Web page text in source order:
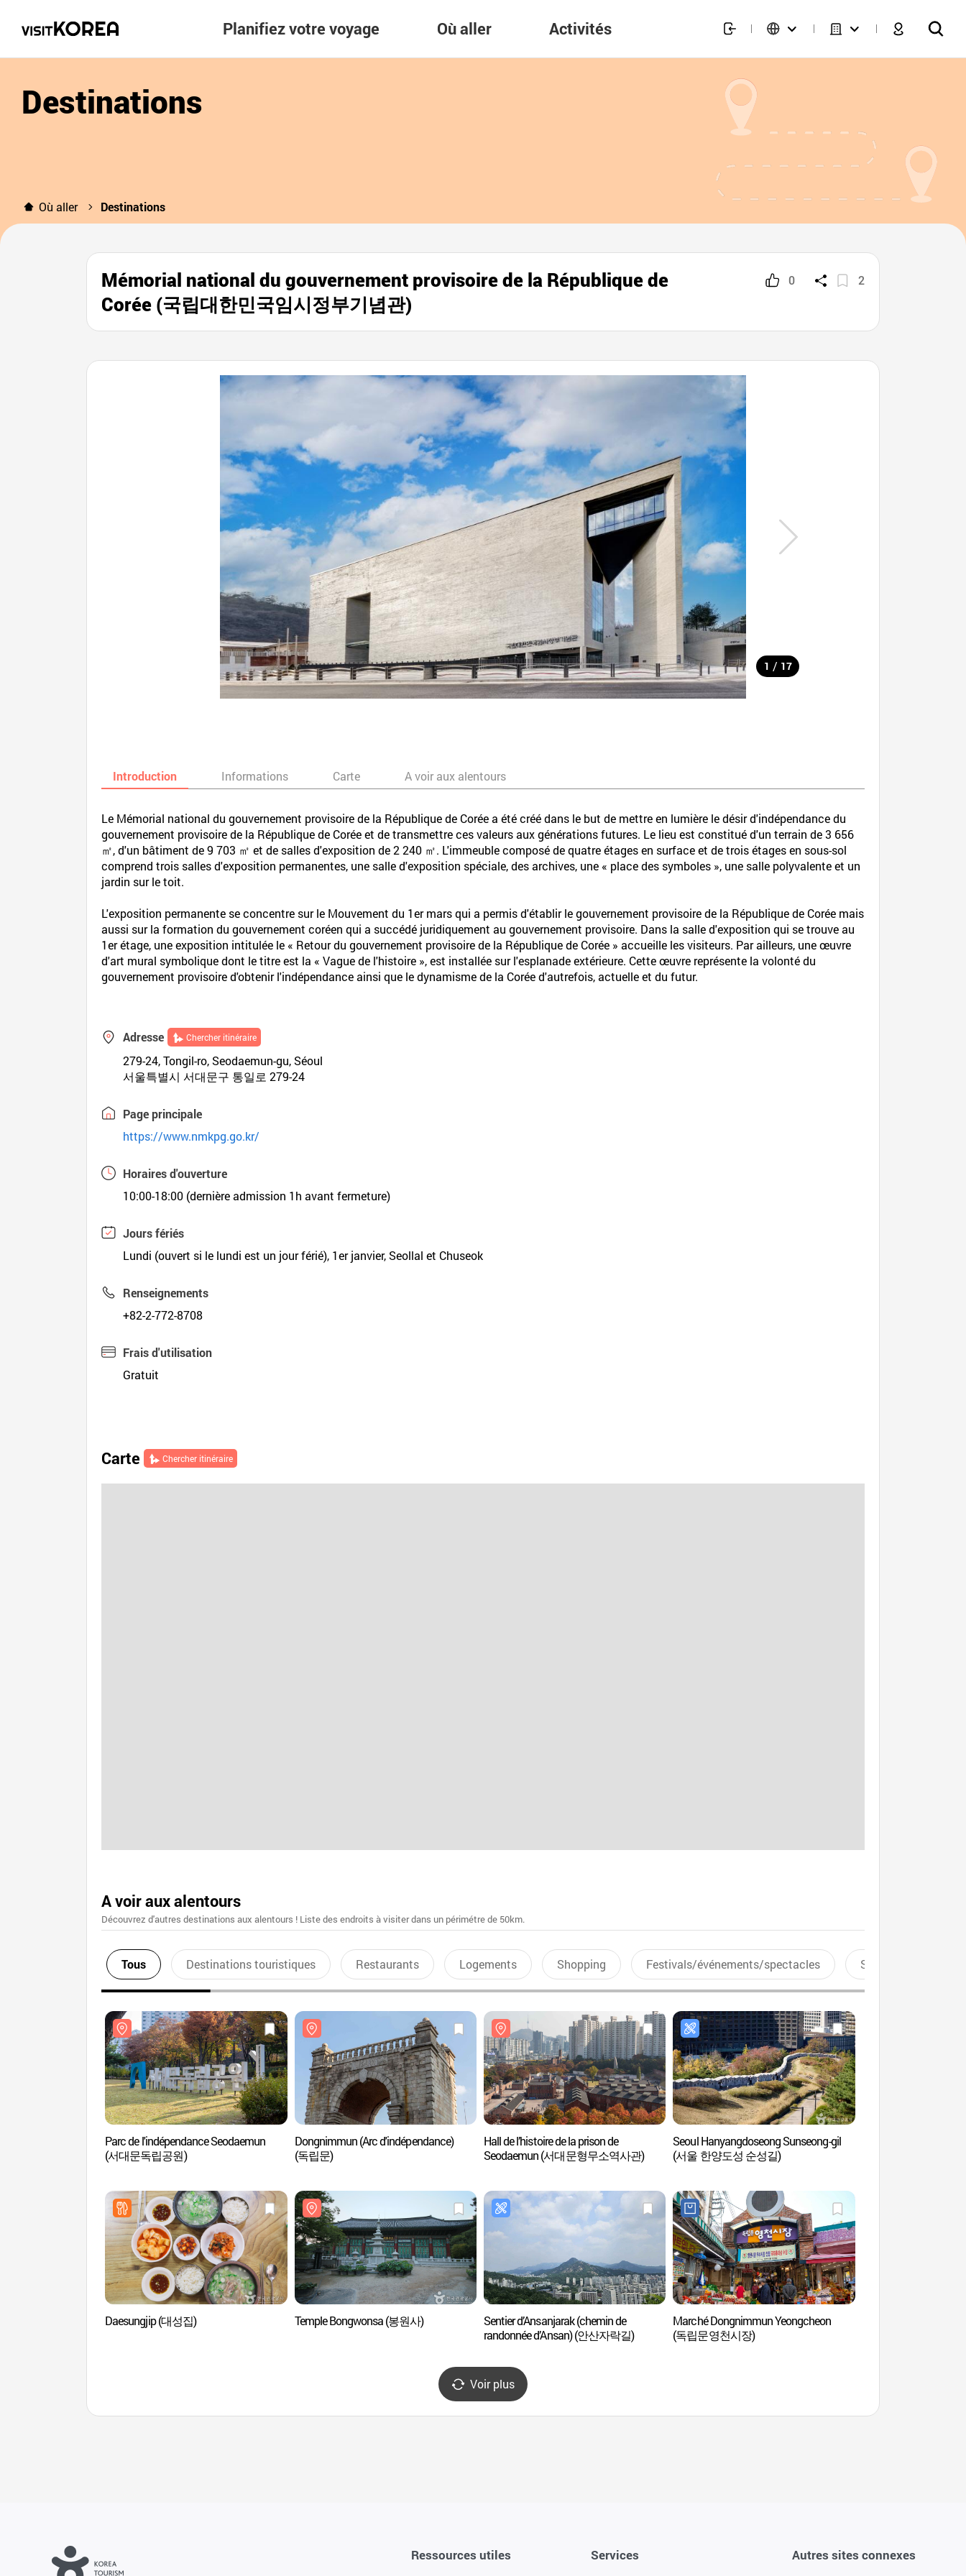
Planifiez votre voyage Où aller Activités
Destinations
Où aller Destinations
Mémorial national du gouvernement provisoire de la République de
Corée (국립대한민국임시정부기념관)
0 2
1 / 17
Introduction Informations Carte A voir aux alentours
Le Mémorial national du gouvernement provisoire de la République de Corée a été créé dans le but de mettre en lumière le désir d'indépendance du
gouvernement provisoire de la République de Corée et de transmettre ces valeurs aux générations futures. Le lieu est constitué d'un terrain de 3 656
㎡, d'un bâtiment de 9 703 ㎡ et de salles d'exposition de 2 240 ㎡. L'immeuble composé de quatre étages en surface et de trois étages en sous-sol
comprend trois salles d'exposition permanentes, une salle d'exposition spéciale, des archives, une « place des symboles », une salle polyvalente et un
jardin sur le toit.
L'exposition permanente se concentre sur le Mouvement du 1er mars qui a permis d'établir le gouvernement provisoire de la République de Corée mais
aussi sur la formation du gouvernement coréen qui a succédé juridiquement au gouvernement provisoire. Dans la salle d'exposition qui se trouve au
1er étage, une exposition intitulée le « Retour du gouvernement provisoire de la République de Corée » accueille les visiteurs. Par ailleurs, une œuvre
d'art mural symbolique dont le titre est la « Vague de l'histoire », est installée sur l'esplanade extérieure. Cette œuvre représente la volonté du
gouvernement provisoire d'obtenir l'indépendance ainsi que le dynamisme de la Corée d'autrefois, actuelle et du futur.
Adresse Chercher itinéraire
279-24, Tongil-ro, Seodaemun-gu, Séoul
서울특별시 서대문구 통일로 279-24
Page principale
https://www.nmkpg.go.kr/
Horaires d'ouverture
10:00-18:00 (dernière admission 1h avant fermeture)
Jours fériés
Lundi (ouvert si le lundi est un jour férié), 1er janvier, Seollal et Chuseok
Renseignements
+82-2-772-8708
Frais d'utilisation
Gratuit
Carte Chercher itinéraire
A voir aux alentours
Découvrez d'autres destinations aux alentours ! Liste des endroits à visiter dans un périmétre de 50km.
Tous Destinations touristiques Restaurants Logements Shopping Festivals/événements/spectacles Sports aquatiques
Parc de l'indépendance Seodaemun
(서대문독립공원)
Dongnimmun (Arc d'indépendance)
(독립문)
Hall de l’histoire de la prison de
Seodaemun (서대문형무소역사관)
Seoul Hanyangdoseong Sunseong-gil
(서울 한양도성 순성길)
Daesungjip (대성집) Temple Bongwonsa (봉원사)
Sentier d’Ansanjarak (chemin de
randonnée d’Ansan) (안산자락길)
Marché Dongnimmun Yeongcheon
(독립문영천시장)
Voir plus
Ressources utiles Services Autres sites connexes